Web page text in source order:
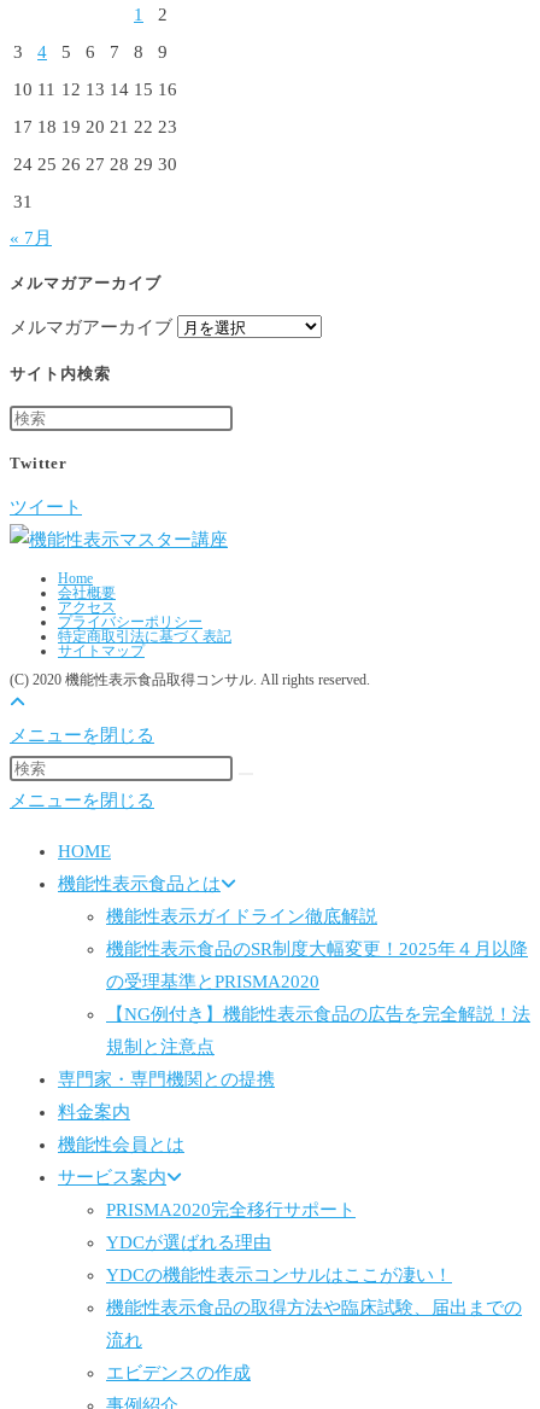
1
2
3
4 5 6 7 8
9
10 11 12 13 14 15 16
17 18 19 20 21 22 23
24 25 26 27 28 29 30
31
« 7月
メルマガアーカイブ
メルマガアーカイブ
サイト内検索
Twitter
ツイート
Home
会社概要
アクセス
プライバシーポリシー
特定商取引法に基づく表記
サイトマップ
(C) 2020 機能性表示食品取得コンサル. All rights reserved.
メニューを閉じる
メニューを閉じる
HOME
機能性表示食品とは
機能性表示ガイドライン徹底解説
機能性表示食品のSR制度大幅変更！2025年４月以降
の受理基準とPRISMA2020
【NG例付き】機能性表示食品の広告を完全解説！法
規制と注意点
専門家・専門機関との提携
料金案内
機能性会員とは
サービス案内
PRISMA2020完全移行サポート
YDCが選ばれる理由
YDCの機能性表示コンサルはここが凄い！
機能性表示食品の取得方法や臨床試験、届出までの
流れ
エビデンスの作成